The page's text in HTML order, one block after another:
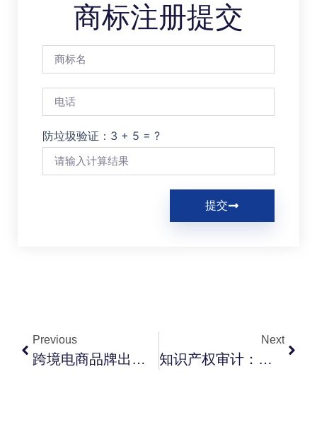
商标注册提交
防垃圾验证：3 + 5 = ?
提交
Previous
跨境电商品牌出海税务：商标许可费的VAT、预提与转让定价
Next
知识产权审计：投融资/并购/IPO尽调前的IP体检